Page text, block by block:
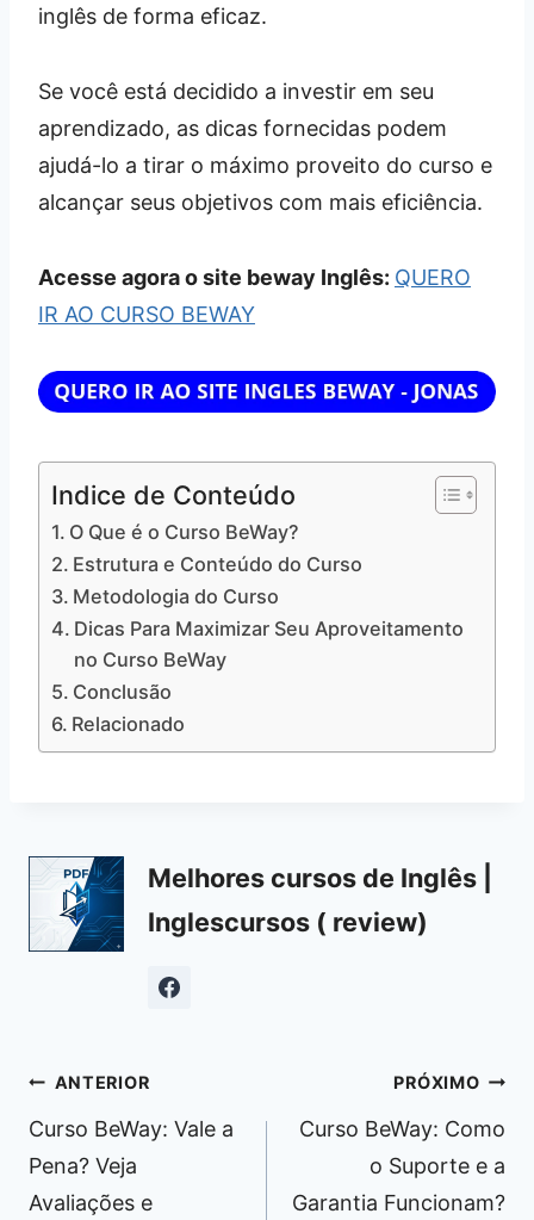
inglês de forma eficaz.
Se você está decidido a investir em seu
aprendizado, as dicas fornecidas podem
ajudá-lo a tirar o máximo proveito do curso e
alcançar seus objetivos com mais eficiência.
Acesse agora o site beway Inglês: QUERO
IR AO CURSO BEWAY
Indice de Conteúdo
O Que é o Curso BeWay?
Estrutura e Conteúdo do Curso
Metodologia do Curso
Dicas Para Maximizar Seu Aproveitamento
no Curso BeWay
Conclusão
Relacionado
Melhores cursos de Inglês |
Inglescursos ( review)
Navegação
de
Post
ANTERIOR
Curso BeWay: Vale a
Pena? Veja
Avaliações e
PRÓXIMO
Curso BeWay: Como
o Suporte e a
Garantia Funcionam?